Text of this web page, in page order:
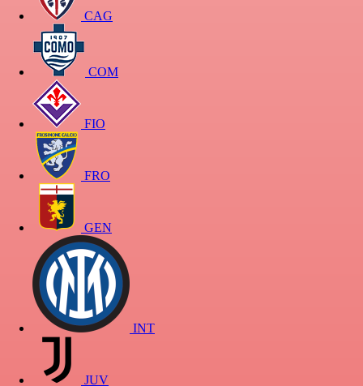
CAG
COM
FIO
FRO
GEN
INT
JUV